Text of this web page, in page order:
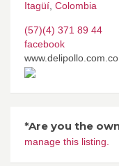
Itagüí Colombia
(57)(4) 371 89 44
facebook
www.delipollo.com.co
*Are you the
manage this listing.